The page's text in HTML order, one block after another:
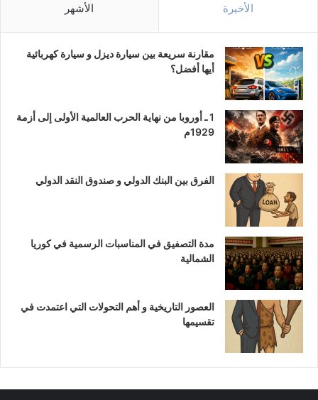
الأخيرة الأشهر
مقارنة سريعة بين سيارة ديزل و سيارة كهربائية
أيها أفضل؟
1 ـ أوروبا من نهاية الحرب العالمية الأولى إلى أزمة
1929م
الفرق بين البنك الدولي و صندوق النقد الدولي
مدة التصفيق في المناسبات الرسمية في كوريا
الشمالية
العصور التاريخية و أهم التحولات التي اعتمدت في
تقسيمها